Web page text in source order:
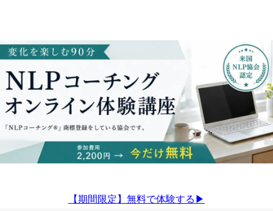
【期間限定】無料で体験する▶︎